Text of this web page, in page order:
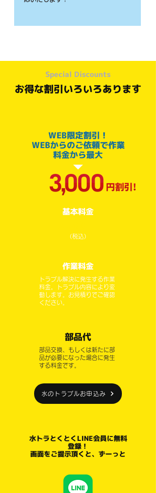
Special Discounts
お得な割引いろいろあります
WEB限定割引！
​WEBからのご依頼で作業
料金から最大
​基本料金
（税込）
作業料金
トラブル解決に発生する作業
料金。トラブル内容により変
動します。お見積りでご確認
ください。
部品代
部品交換、もしくは新たに部
品が必要になった場合に発生
する料金です。
水のトラブルお申込み
水トラとくとくLINE会員に無料
登録！
画面をご提示頂くと、ずーっと